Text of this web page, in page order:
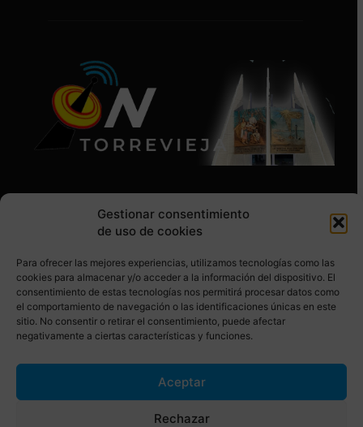
Gestionar consentimiento
de uso de cookies
Para ofrecer las mejores experiencias, utilizamos tecnologías como las
cookies para almacenar y/o acceder a la información del dispositivo. El
consentimiento de estas tecnologías nos permitirá procesar datos como
el comportamiento de navegación o las identificaciones únicas en este
sitio. No consentir o retirar el consentimiento, puede afectar
negativamente a ciertas características y funciones.
Aceptar
Rechazar
SÍGUENOS EN REDES SOCIALES
© Torrevieja ON. Desarrollado por